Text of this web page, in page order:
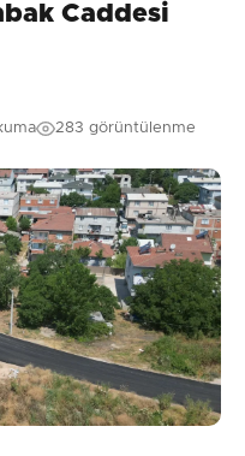
Caddesi
283 görüntülenme